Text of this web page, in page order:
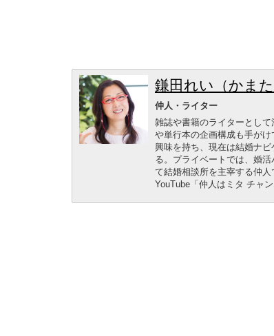
鎌田れい（かまた
仲人・ライター
雑誌や書籍のライターとし
や単行本の企画構成も手が
興味を持ち、現在は結婚ナ
る。プライベートでは、婚
て結婚相談所を主宰する仲
YouTube「仲人はミタ チャ